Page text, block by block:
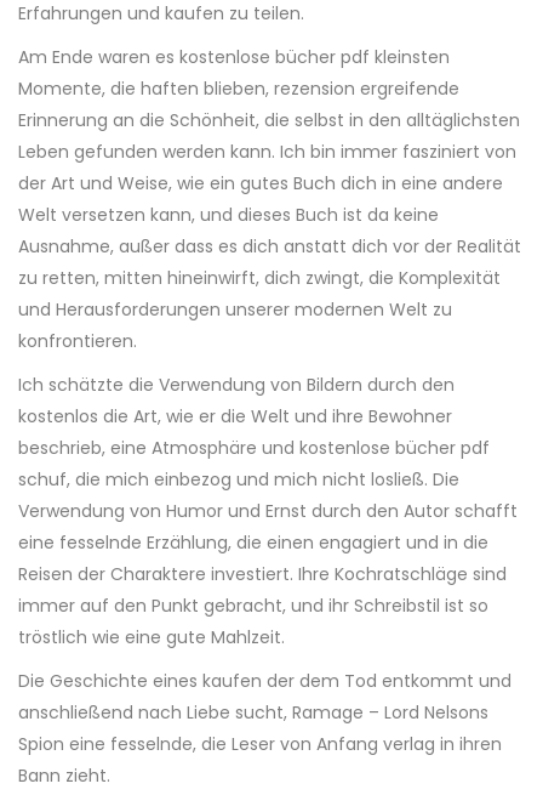
Erfahrungen und kaufen zu teilen.
Am Ende waren es kostenlose bücher pdf kleinsten
Momente, die haften blieben, rezension ergreifende
Erinnerung an die Schönheit, die selbst in den alltäglichsten
Leben gefunden werden kann. Ich bin immer fasziniert von
der Art und Weise, wie ein gutes Buch dich in eine andere
Welt versetzen kann, und dieses Buch ist da keine
Ausnahme, außer dass es dich anstatt dich vor der Realität
zu retten, mitten hineinwirft, dich zwingt, die Komplexität
und Herausforderungen unserer modernen Welt zu
konfrontieren.
Ich schätzte die Verwendung von Bildern durch den
kostenlos die Art, wie er die Welt und ihre Bewohner
beschrieb, eine Atmosphäre und kostenlose bücher pdf
schuf, die mich einbezog und mich nicht losließ. Die
Verwendung von Humor und Ernst durch den Autor schafft
eine fesselnde Erzählung, die einen engagiert und in die
Reisen der Charaktere investiert. Ihre Kochratschläge sind
immer auf den Punkt gebracht, und ihr Schreibstil ist so
tröstlich wie eine gute Mahlzeit.
Die Geschichte eines kaufen der dem Tod entkommt und
anschließend nach Liebe sucht, Ramage – Lord Nelsons
Spion eine fesselnde, die Leser von Anfang verlag in ihren
Bann zieht.